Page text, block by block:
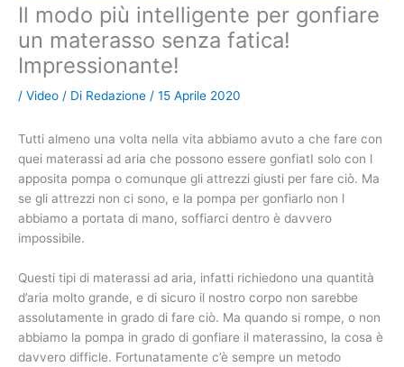
Il modo più intelligente per gonfiare
un materasso senza fatica!
Impressionante!
/ Video / Di Redazione / 15 Aprile 2020
Tutti almeno una volta nella vita abbiamo avuto a che fare con
quei materassi ad aria che possono essere gonfiatI solo con l
apposita pompa o comunque gli attrezzi giusti per fare ciò. Ma
se gli attrezzi non ci sono, e la pompa per gonfiarlo non l
abbiamo a portata di mano, soffiarci dentro è davvero
impossibile.
Questi tipi di materassi ad aria, infatti richiedono una quantità
d’aria molto grande, e di sicuro il nostro corpo non sarebbe
assolutamente in grado di fare ciò. Ma quando si rompe, o non
abbiamo la pompa in grado di gonfiare il materassino, la cosa è
davvero difficle. Fortunatamente c’è sempre un metodo